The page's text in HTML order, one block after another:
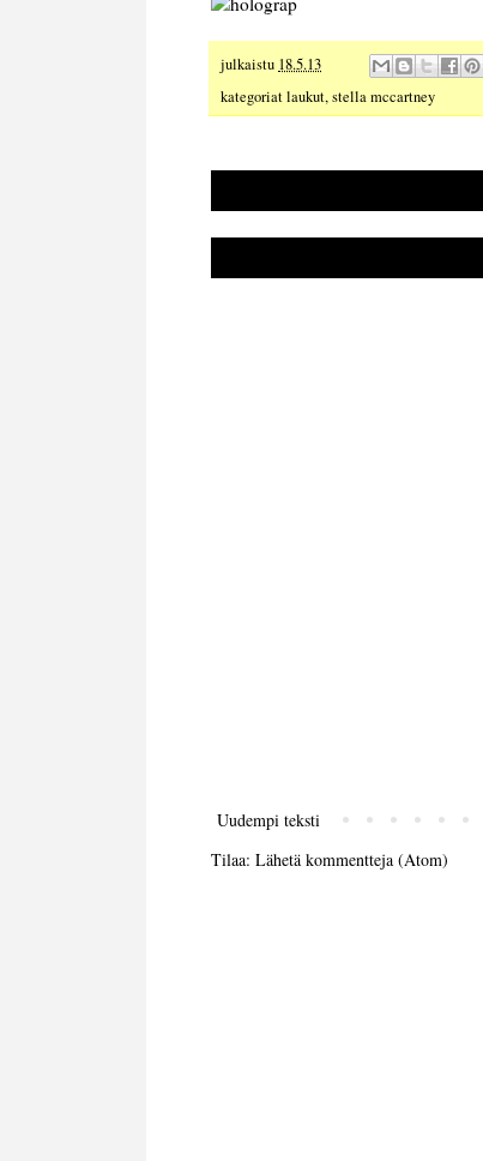
julkaistu 18.5.13
kategoriatlaukut,stella mccartney
Uudempi teksti
Tilaa: Lähetä kommentteja (Atom)